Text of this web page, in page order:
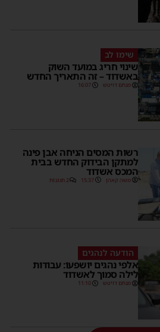
שימו לב
שינוי חריג במועד השוק
באשדוד – זה התאריך החדש
מנחם דויטש 16:07
רשות המסים הניחה אבן פינה
למתקן הבידוק החדש בבית
המכס אשדוד
משה קאהן 15:37 2 תגובות
הודעה לנהגים
אלפי נהגים יושפעו: עבודות
לילה סמוך לאשדוד
מנחם דויטש 11:10